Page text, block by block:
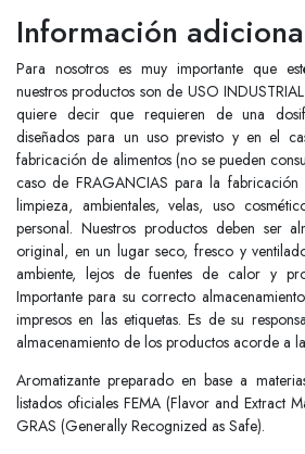
Información
Para nosotros es muy importante que
nuestros productos son de USO
quiere decir que requieren de una
diseñados para un uso previsto y en el
fabricación de alimentos (no se pueden
caso de FRAGANCIAS para la
limpieza, ambientales, velas, uso
personal. Nuestros productos deben ser
original, en un lugar seco, fresco y
ambiente, lejos de fuentes de calor y
Importante para su correcto
impresos en las etiquetas. Es de su
almacenamiento de los productos acorde a
Aromatizante preparado en base a
listados oficiales FEMA (Flavor and Extract
GRAS (Generally Recognized as Safe).